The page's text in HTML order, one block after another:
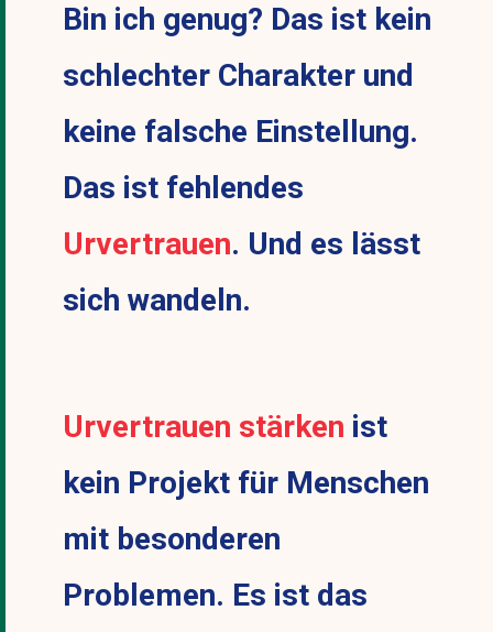
Bin ich genug? Das ist kein
schlechter Charakter und
keine falsche Einstellung.
Das ist fehlendes
Urvertrauen. Und es lässt
sich wandeln.
Urvertrauen stärken ist
kein Projekt für Menschen
mit besonderen
Problemen. Es ist das